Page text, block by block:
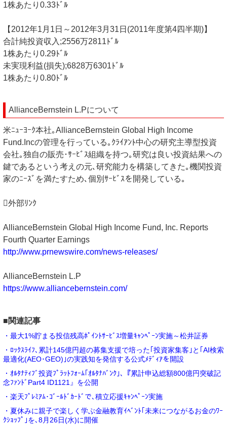
1株あたり0.33ﾄﾞﾙ
【2012年1月1日～2012年3月31日(2011年度第4四半期)】
合計純投資収入;2556万2811ﾄﾞﾙ
1株あたり0.29ﾄﾞﾙ
未実現利益(損失);6828万6301ﾄﾞﾙ
1株あたり0.80ﾄﾞﾙ
AllianceBernstein L.Pについて
米ﾆｭｰﾖｰｸ本社｡AllianceBernstein Global High Income
Fund.Incの管理を行っている｡ｸﾗｲｱﾝﾄ中心の研究主導型投資
会社｡独自の販売･ｻｰﾋﾞｽ組織を持つ｡研究は良い投資結果への
鍵であるという考えの元､研究能力を構築してきた｡機関投資
家のﾆｰｽﾞを満たすため､個別ｻｰﾋﾞｽを開発している｡
外部ﾘﾝｸ
AllianceBernstein Global High Income Fund, Inc. Reports
Fourth Quarter Earnings
http://www.prnewswire.com/news-releases/
AllianceBernstein L.P
https://www.alliancebernstein.com/
■関連記事
・最大1%貯まる投信残高ﾎﾟｲﾝﾄｻｰﾋﾞｽ増量ｷｬﾝﾍﾟｰﾝ実施～松井証券
・ﾛｯｸｽﾗｲﾌ､累計145億円超の募集支援で培った｢投資家集客｣と｢AI検索
最適化(AEO･GEO)｣の実践知を発信する公式ﾒﾃﾞｨｱを開設
・ｵﾙﾀﾅﾃｨﾌﾞ投資ﾌﾟﾗｯﾄﾌｫｰﾑ｢ｵﾙﾀﾅﾊﾞﾝｸ｣､『累計申込総額800億円突破記
念ﾌｧﾝﾄﾞPart4 ID1121』を公開
・楽天ﾌﾟﾚﾐｱﾑ･ｺﾞｰﾙﾄﾞｶｰﾄﾞで､積立応援ｷｬﾝﾍﾟｰﾝ実施
・夏休みに親子で楽しく学ぶ金融教育ｲﾍﾞﾝﾄ｢未来につながるお金のﾜｰ
ｸｼｮｯﾌﾟ｣を､8月26日(水)に開催